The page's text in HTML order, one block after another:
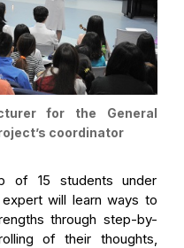
for the General
coordinator
of 15 students under
will learn ways to
through step-by-
of their thoughts,